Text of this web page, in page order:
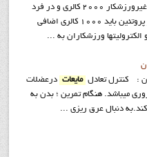
... کالری از چربی بدست آورند،ولی در فرد غیرورزشکار 2000 کالری و در فرد
ورزشکار3000 کالری است.کربوهیدراتها و پروتئین باید 1000 کالری اضافی
و الکترولیتها ورزشکاران به ...
: کنترل تعادل مایعات درعضلات
میباشد. هنگام تمرین ؛ بدن به
دنبال عرق ریزی ...